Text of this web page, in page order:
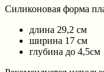
Силиконовая форма
длина 29,2 см
ширина 17 см
глубина до 4,5см